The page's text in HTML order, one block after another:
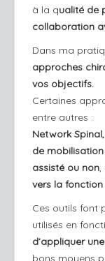
à la qualité de
collaboration
Dans ma
approches
vos objectifs.
Certaines
entre autres :
Network
de
assisté ou non,
vers la
Ces outils font
utilisés en
d’appliquer
bons moyens